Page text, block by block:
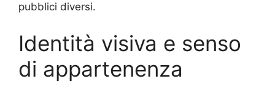
pubblici diversi.
Identità visiva e senso
di appartenenza